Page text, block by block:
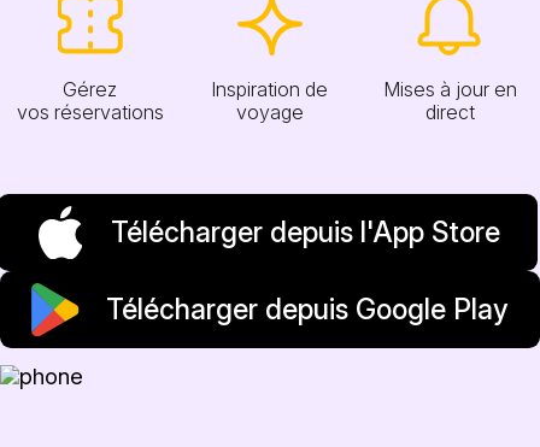
Gérez
vos réservations
Inspiration de
voyage
Mises à jour en
direct
Télécharger depuis l'App Store
Télécharger depuis Google Play